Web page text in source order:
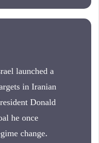
launched a
in Iranian
Donald
he once
change.